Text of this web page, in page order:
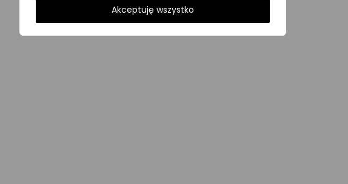
Akceptuję wszystko